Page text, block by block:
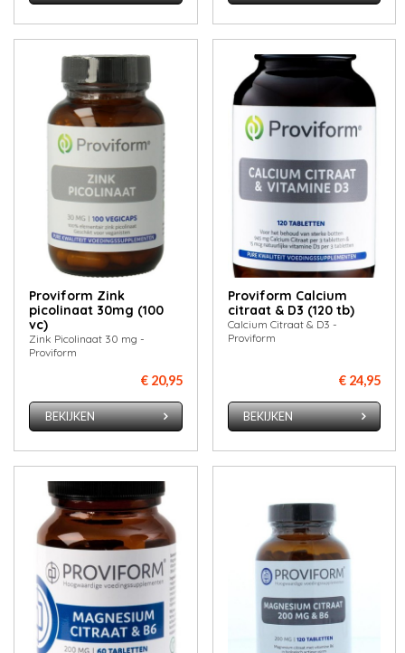
Proviform Zink
picolinaat 30mg (100
vc)
Zink Picolinaat 30 mg -
Proviform
€ 20,95
BEKIJKEN
Proviform Calcium
citraat & D3 (120 tb)
Calcium Citraat & D3 -
Proviform
€ 24,95
BEKIJKEN